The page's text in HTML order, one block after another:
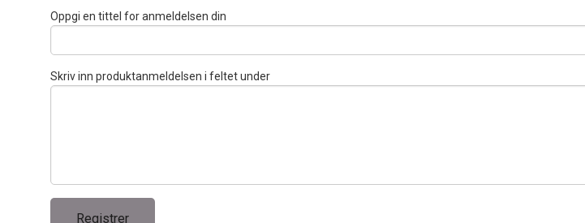
Oppgi en tittel for anmeldelsen din
Skriv inn produktanmeldelsen i feltet under